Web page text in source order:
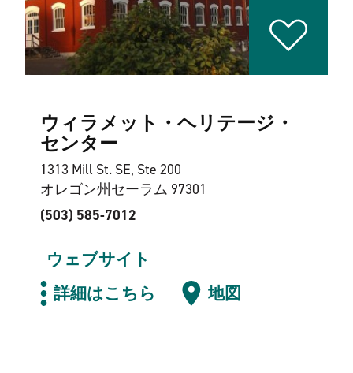
ウィラメット・ヘリテージ・
センター
1313 Mill St. SE, Ste 200
オレゴン州セーラム 97301
(503) 585-7012
ウェブサイト
詳細はこちら
地図